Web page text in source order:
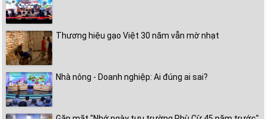
Thương hiệu gạo Việt 30 năm vẫn mờ nhạt
Nhà nông - Doanh nghiệp: Ai đúng ai sai?